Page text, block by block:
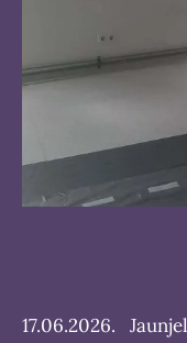
17.06.2026.